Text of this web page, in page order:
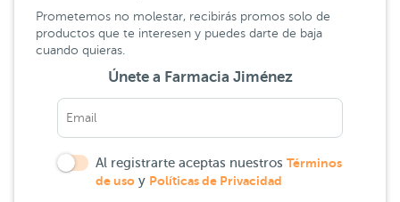
Prometemos no molestar, recibirás promos solo de
productos que te interesen y puedes darte de baja
cuando quieras.
Únete a Farmacia Jiménez
Al registrarte aceptas nuestros Términos
de uso y Políticas de Privacidad